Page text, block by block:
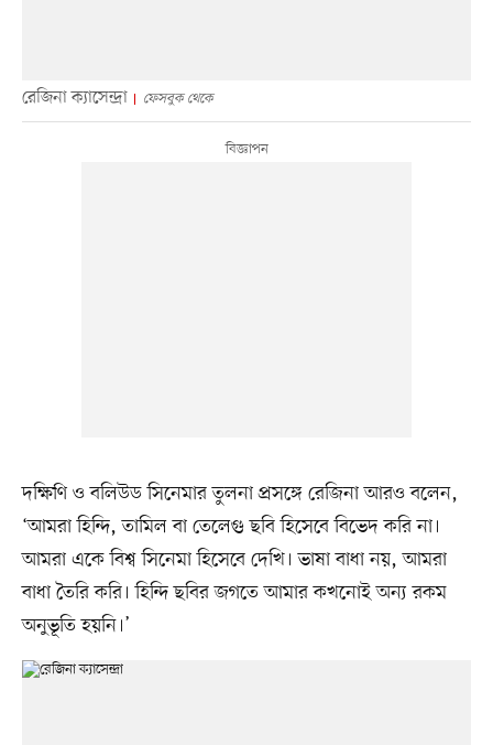
রেজিনা ক্যাসেন্দ্রা ফেসবুক থেকে
দক্ষিণি ও বলিউড সিনেমার তুলনা প্রসঙ্গে রেজিনা আরও বলেন,
‘আমরা হিন্দি, তামিল বা তেলেগু ছবি হিসেবে বিভেদ করি না।
আমরা একে বিশ্ব সিনেমা হিসেবে দেখি। ভাষা বাধা নয়, আমরা
বাধা তৈরি করি। হিন্দি ছবির জগতে আমার কখনোই অন্য রকম
অনুভূতি হয়নি।’